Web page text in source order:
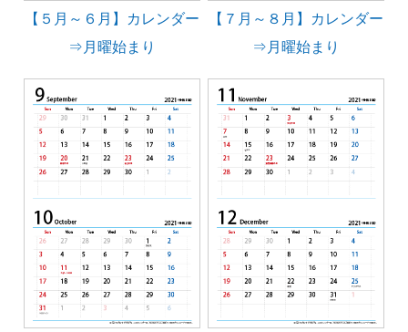
【５月～６月】カレンダー
⇒月曜始まり
【７月～８月】カレンダー
⇒月曜始まり